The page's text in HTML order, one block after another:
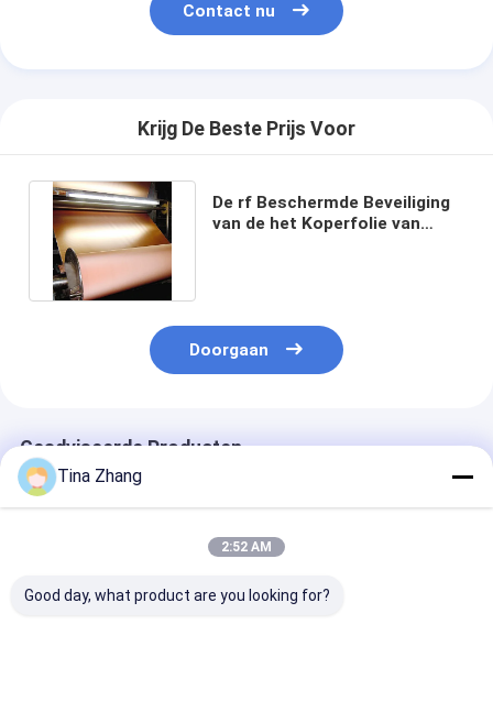
Contact nu
Krijg De Beste Prijs Voor
De rf Beschermde Beveiliging
van de het Koperfolie van
Doorgaan
Geadviseerde Producten
Tina Zhang
2:52 AM
Good day, what product are you looking for?